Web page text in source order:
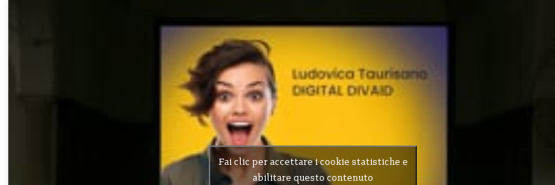
Fai clic per accettare i cookie statistiche e
abilitare questo contenuto